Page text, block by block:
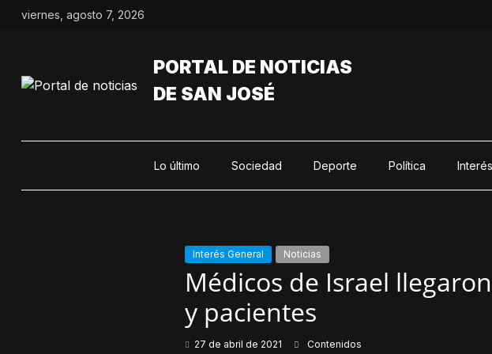
Saltarviernes, agosto 7, 2026
PORTAL DE NOTICIAS
DE SAN JOSÉ
Lo último Sociedad Deporte Política
Interés General Noticias
Médicos de Israel
y pacientes
27 de abril de 2021 Contenidos